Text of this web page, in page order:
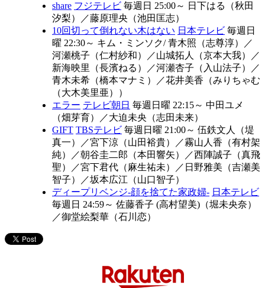
share フジテレビ 毎週日 25:00～ 日下はる（秋田
汐梨）
／藤原理央（池田匡志）
10回切って倒れない木はない 日本テレビ 毎週日
曜 22:30～ キム・ミンソク/ 青木照（志尊淳）
／
河瀬桃子（仁村紗和）
／山城拓人（京本大我）
／
新海映里（長濱ねる）
／河瀬杏子（入山法子）
／
青木未希（橋本マナミ）
／花井美香（みりちゃむ
（大木美里亜））
エラー テレビ朝日 毎週日曜 22:15～ 中田ユメ
（畑芽育）
／大迫未央（志田未来）
GIFT TBSテレビ 毎週日曜 21:00～ 伍鉄文人（堤
真一）
／宮下涼（山田裕貴） ／霧山人香（有村架
純）
／朝谷圭二郎（本田響矢） ／西陣誠子（真飛
聖）
／宮下君代（麻生祐未） ／ 日野雅美（吉瀬美
智子）
／坂本広江（山口智子）
ディープリベンジ-顔を捨てた家政婦- 日本テレビ
毎週日 24:59～ 佐藤香子 (高村望美)（堀未央奈）
／御堂絵梨華（石川恋）